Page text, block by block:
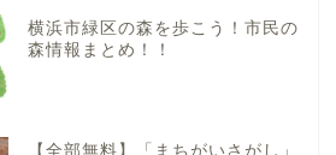
横浜市緑区の森を歩こう！市民の
森情報まとめ！！
【全部無料】「まちがいさがし」